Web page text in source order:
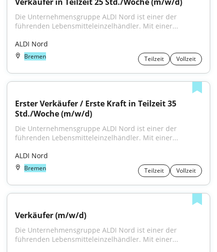
Die Unternehmensgruppe ALDI Nord ist einer der
führenden Lebensmitteleinzelhändler. Mit einer...
ALDI Nord
Bremen Teilzeit Vollzeit
Erster Verkäufer / Erste Kraft in Teilzeit 35
Std./Woche (m/w/d)
Die Unternehmensgruppe ALDI Nord ist einer der
führenden Lebensmitteleinzelhändler. Mit einer...
ALDI Nord
Bremen Teilzeit Vollzeit
Verkäufer (m/w/d)
Die Unternehmensgruppe ALDI Nord ist einer der
führenden Lebensmitteleinzelhändler. Mit einer...